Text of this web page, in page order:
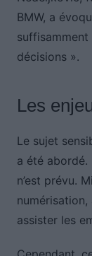
BMW, a
décisions ».
Les
Le sujet
a été abordé.
n’est prévu.
assister les